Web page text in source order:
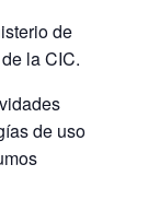
de
la CIC.
de uso